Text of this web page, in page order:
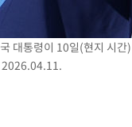
구축
마감 다우
대통령이 10일(현지 시
2026.04.11.